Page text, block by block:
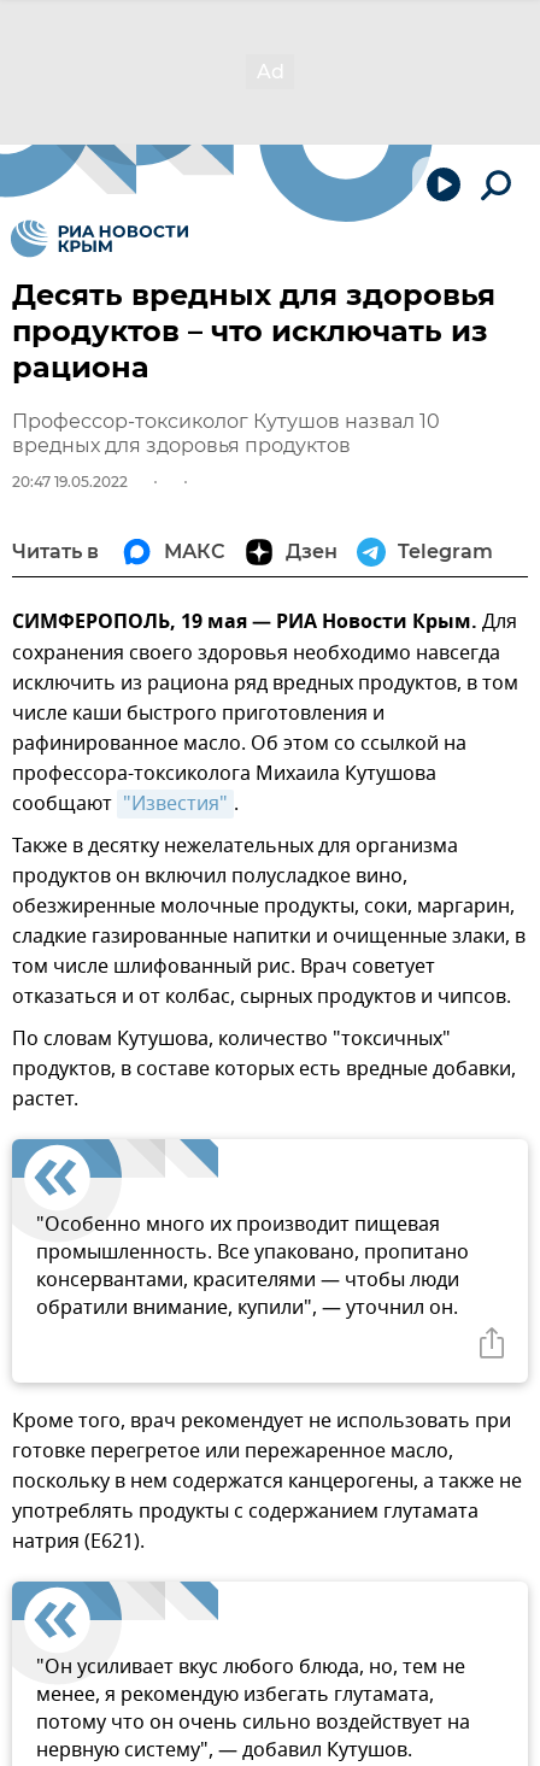
Десять вредных для здоровья
продуктов – что исключать из
рациона
Профессор-токсиколог Кутушов назвал 10
вредных для здоровья продуктов
20:47 19.05.2022
Читать в МАКС Дзен Telegram
СИМФЕРОПОЛЬ, 19 мая — РИА Новости Крым. Для
сохранения своего здоровья необходимо навсегда
исключить из рациона ряд вредных продуктов, в том
числе каши быстрого приготовления и
рафинированное масло. Об этом со ссылкой на
профессора-токсиколога Михаила Кутушова
сообщают "Известия" .
Также в десятку нежелательных для организма
продуктов он включил полусладкое вино,
обезжиренные молочные продукты, соки, маргарин,
сладкие газированные напитки и очищенные злаки, в
том числе шлифованный рис. Врач советует
отказаться и от колбас, сырных продуктов и чипсов.
По словам Кутушова, количество "токсичных"
продуктов, в составе которых есть вредные добавки,
растет.
"Особенно много их производит пищевая
промышленность. Все упаковано, пропитано
консервантами, красителями — чтобы люди
обратили внимание, купили", — уточнил он.
Кроме того, врач рекомендует не использовать при
готовке перегретое или пережаренное масло,
поскольку в нем содержатся канцерогены, а также не
употреблять продукты с содержанием глутамата
натрия (Е621).
"Он усиливает вкус любого блюда, но, тем не
менее, я рекомендую избегать глутамата,
потому что он очень сильно воздействует на
нервную систему", — добавил Кутушов.